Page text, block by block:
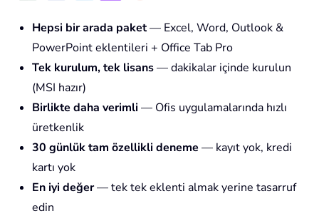
Hepsi bir arada paket— Excel, Word, Outlook &
PowerPoint eklentileri + Office Tab Pro
Tek kurulum, tek lisans— dakikalar içinde kurulun
(MSI hazır)
Birlikte daha verimli — Ofis uygulamalarında hızlı
üretkenlik
30 günlük tam özellikli deneme — kayıt yok, kredi
kartı yok
En iyi değer— tek tek eklenti almak yerine tasarruf
edin